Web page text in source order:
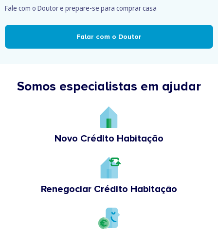
Fale com o Doutor e prepare-se para comprar casa
Falar com o Doutor
Somos especialistas em ajudar
Novo Crédito Habitação
Renegociar Crédito Habitação